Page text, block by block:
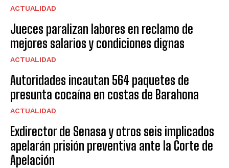
ACTUALIDAD
Jueces paralizan labores en reclamo de
mejores salarios y condiciones dignas
ACTUALIDAD
Autoridades incautan 564 paquetes de
presunta cocaína en costas de Barahona
ACTUALIDAD
Exdirector de Senasa y otros seis implicados
apelarán prisión preventiva ante la Corte de
Apelación